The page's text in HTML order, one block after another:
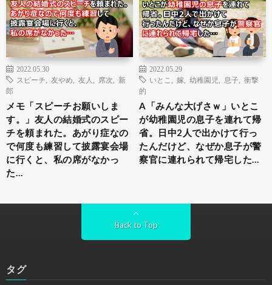
2022.05.30
スピーチ
友やめ 友人 席次
新
郎
メモ「スピーチお願いしま
す。」友人の結婚式のスピー
チを頼まれた。あがり症なの
で何度も練習して披露宴会場
に行くと、私の席がなかっ
た…
2022.05.29
いとこ
嫁 幼稚園児 息子
衝撃
的
A「みんな大げさｗ」いとこ
が幼稚園児の息子を連れて帰
省。日中2人で出かけて行っ
たんだけど、なぜか息子が警
察官に連れられて帰宅した…
Back to Top
タグ